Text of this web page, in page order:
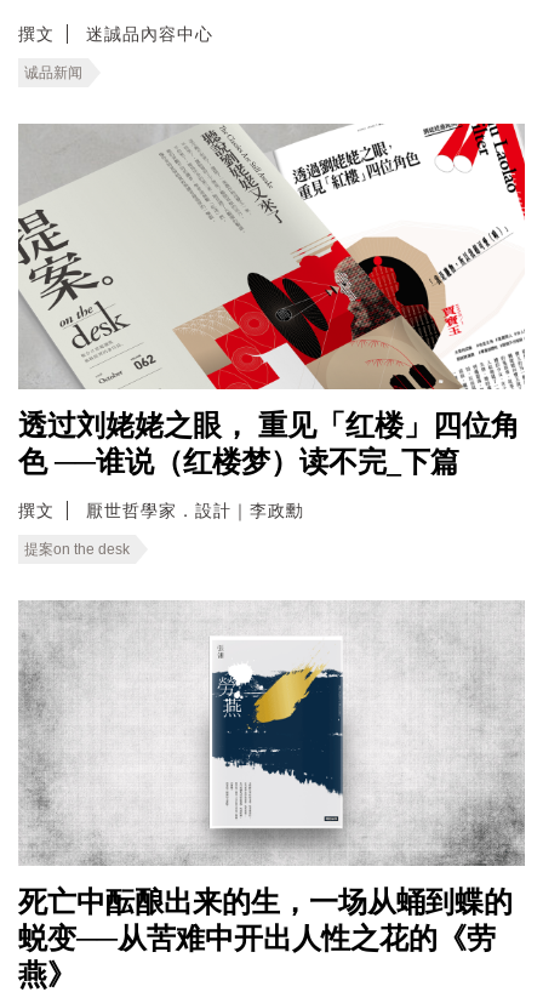
撰文 迷誠品內容中心
诚品新闻
透过刘姥姥之眼， 重见「红楼」四位角
色 ──谁说（红楼梦）读不完_下篇
撰文 厭世哲學家．設計｜李政勳
提案on the desk
死亡中酝酿出来的生，一场从蛹到蝶的
蜕变──从苦难中开出人性之花的《劳
燕》